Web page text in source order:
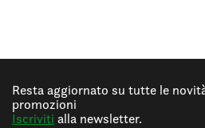
Resta aggiornato su tutte le
promozioni
Iscriviti alla newsletter.